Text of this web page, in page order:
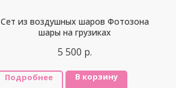
Сет из воздушных шаров Фотозона
шары на грузиках
5 500 р.
Подробнее В корзину